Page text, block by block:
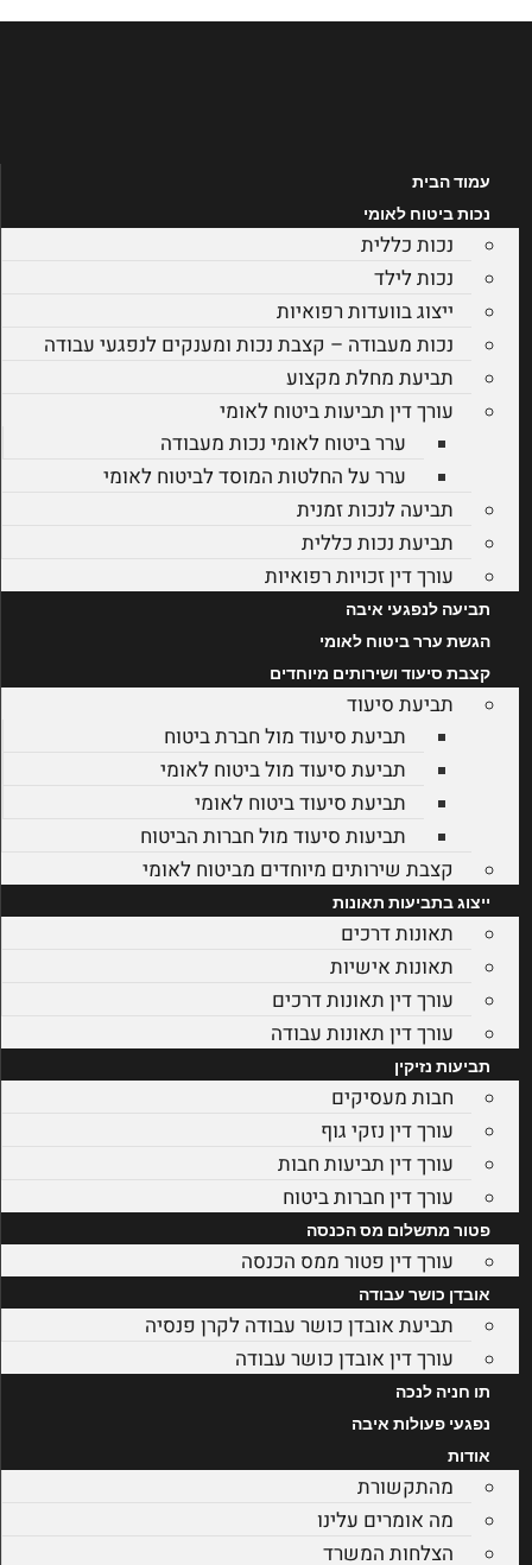
עמוד הבית
נכות ביטוח לאומי
נכות כללית
נכות לילד
ייצוג בוועדות רפואיות
נכות מעבודה – קצבת נכות ומענקים לנפגעי עבודה
תביעת מחלת מקצוע
עורך דין תביעות ביטוח לאומי
ערר ביטוח לאומי נכות מעבודה
ערר על החלטות המוסד לביטוח לאומי
תביעה לנכות זמנית
תביעת נכות כללית
עורך דין זכויות רפואיות
תביעה לנפגעי איבה
הגשת ערר ביטוח לאומי
קצבת סיעוד ושירותים מיוחדים
תביעת סיעוד
תביעת סיעוד מול חברת ביטוח
תביעת סיעוד מול ביטוח לאומי
תביעת סיעוד ביטוח לאומי
תביעות סיעוד מול חברות הביטוח
קצבת שירותים מיוחדים מביטוח לאומי
ייצוג בתביעות תאונות
תאונות דרכים
תאונות אישיות
עורך דין תאונות דרכים
עורך דין תאונות עבודה
תביעות נזיקין
חבות מעסיקים
עורך דין נזקי גוף
עורך דין תביעות חבות
עורך דין חברות ביטוח
פטור מתשלום מס הכנסה
עורך דין פטור ממס הכנסה
אובדן כושר עבודה
תביעת אובדן כושר עבודה לקרן פנסיה
עורך דין אובדן כושר עבודה
תו חניה לנכה
נפגעי פעולות איבה
אודות
מהתקשורת
מה אומרים עלינו
הצלחות המשרד